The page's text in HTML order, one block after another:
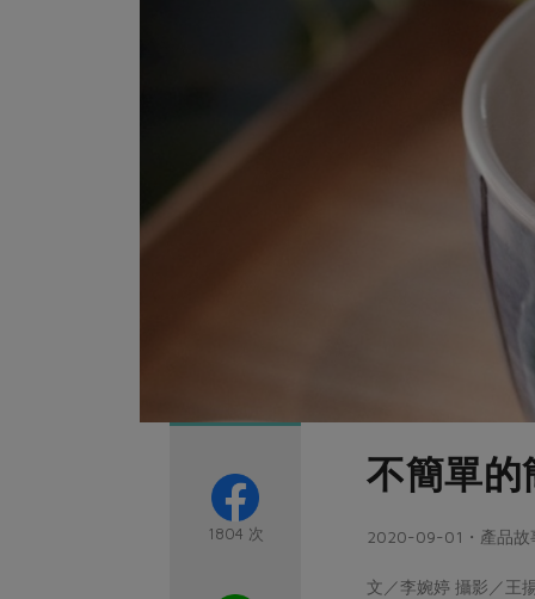
1804 次
不簡單
2020-09-01・產品故
文／李婉婷 攝影／王